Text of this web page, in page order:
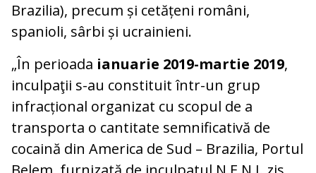
Brazilia), precum și cetățeni români,
spanioli, sârbi și ucrainieni.
„În perioada ianuarie 2019-martie 2019,
inculpaţii s-au constituit într-un grup
infracțional organizat cu scopul de a
transporta o cantitate semnificativă de
cocaină din America de Sud – Brazilia, Portul